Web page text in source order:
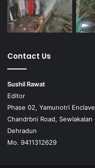
Contact Us
Sushil Rawat
Editor
Phase 02, Yamunotri Enclave
Chandrbni Road, Sewlakalan
Dehradun
Mo. 9411312629